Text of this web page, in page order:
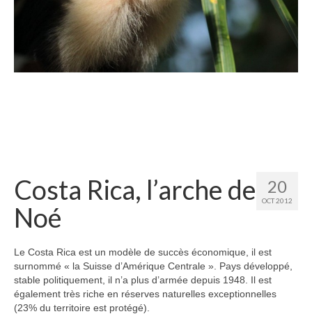
Etats-Unis
Indonésie
Malaisie
Laos
Kazakhstan
Kirghizstan
Ouzbekistan
20
OCT 2012
Costa Rica, l’arche de
Noé
Le Costa Rica est un modèle de succès économique, il est
surnommé « la Suisse d’Amérique Centrale ». Pays développé,
stable politiquement, il n’a plus d’armée depuis 1948. Il est
également très riche en réserves naturelles exceptionnelles
(23% du territoire est protégé).